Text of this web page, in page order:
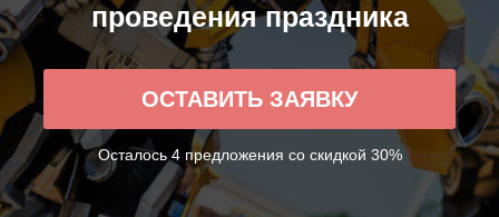
проведения праздника
ОСТАВИТЬ ЗАЯВКУ
Осталось 4 предложения со скидкой 30%